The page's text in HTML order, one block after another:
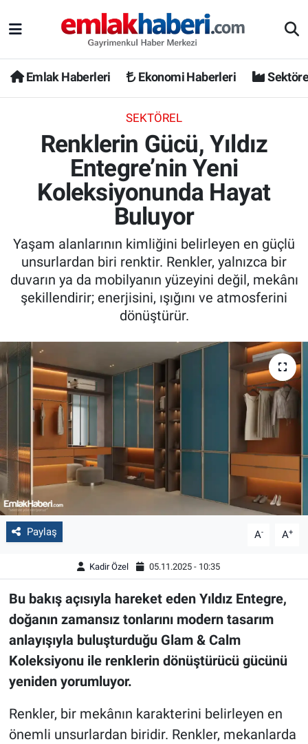
Emlak Haberleri Ekonomi Haberleri
SEKTÖREL
Renklerin Gücü, Yıldız
Entegre’nin Yeni
Koleksiyonunda Hayat
Buluyor
Yaşam alanlarının kimliğini belirleyen en güçlü
unsurlardan biri renktir. Renkler, yalnızca bir
duvarın ya da mobilyanın yüzeyini değil, mekânı
şekillendirir; enerjisini, ışığını ve atmosferini
dönüştürür.
Paylaş A- A+
Kadir Özel 05.11.2025 - 10:35
Bu bakış açısıyla hareket eden Yıldız Entegre,
doğanın zamansız tonlarını modern tasarım
anlayışıyla buluşturduğu Glam & Calm
Koleksiyonu ile renklerin dönüştürücü gücünü
yeniden yorumluyor.
Renkler, bir mekânın karakterini belirleyen en
önemli unsurlardan biridir. Renkler, mekanlarda